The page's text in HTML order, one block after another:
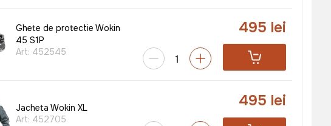
Ghete de protectie Wokin
45 S1P
Art: 452545
495 lei
Jacheta Wokin XL
Art: 452705
495 lei